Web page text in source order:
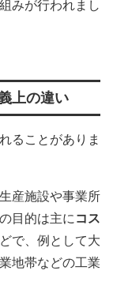
みが行われまし
上の違い
ることがありま
産施設や事業所
目的は主に コス
で、例として大
地帯などの工業